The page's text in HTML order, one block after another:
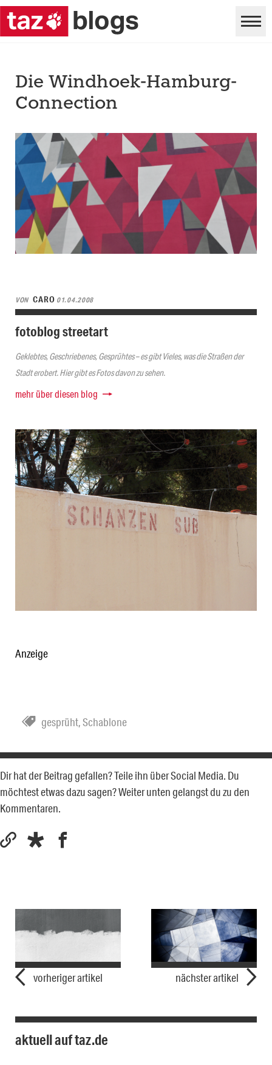
Die Windhoek-Hamburg-
Connection
VON CARO 01.04.2008
fotoblog streetart
Geklebtes, Geschriebenes, Gesprühtes – es gibt Vieles, was die Straßen der
Stadt erobert. Hier gibt es Fotos davon zu sehen.
mehr über diesen blog
Anzeige
gesprüht,Schablone
Dir hat der Beitrag gefallen? Teile ihn über Social Media. Du
möchtest etwas dazu sagen? Weiter unten gelangst du zu den
Kommentaren.
vorheriger artikel nächster artikel
aktuell auf taz.de